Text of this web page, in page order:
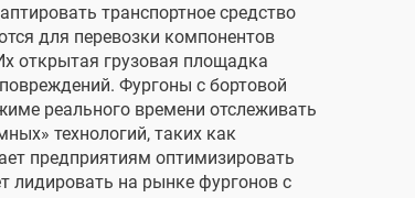
транспортное средство
для перевозки компонентов
открытая грузовая площадка
Фургоны с бортовой
реального времени отслеживать
технологий, таких как
предприятиям оптимизировать
лидировать на рынке фургонов с